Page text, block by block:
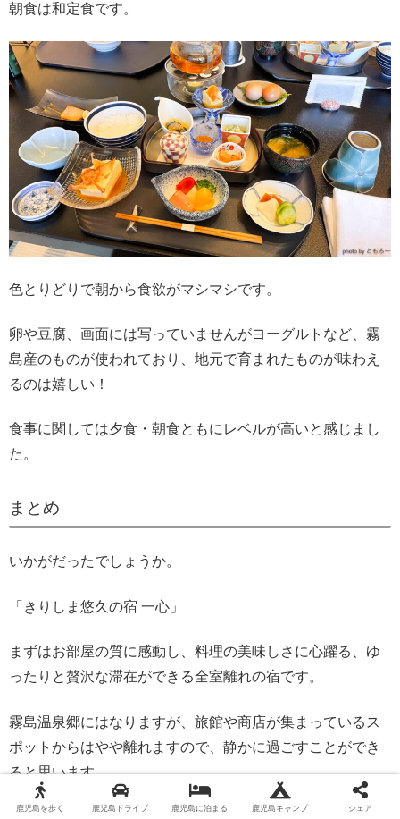
朝食は和定食です。
色とりどりで朝から食欲がマシマシです。
卵や豆腐、画面には写っていませんがヨーグルトなど、霧
島産のものが使われており、地元で育まれたものが味わえ
るのは嬉しい！
食事に関しては夕食・朝食ともにレベルが高いと感じまし
た。
まとめ
いかがだったでしょうか。
「きりしま悠久の宿 一心」
まずはお部屋の質に感動し、料理の美味しさに心躍る、ゆ
ったりと贅沢な滞在ができる全室離れの宿です。
霧島温泉郷にはなりますが、旅館や商店が集まっているス
ポットからはやや離れますので、静かに過ごすことができ
ると思います。
鹿児島を歩く 鹿児島ドライブ 鹿児島に泊まる 鹿児島キャンプ シェア